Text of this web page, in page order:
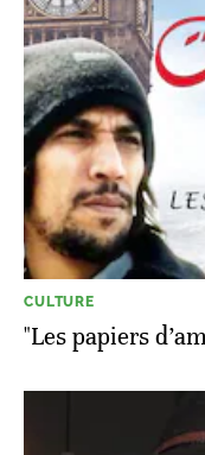
CULTURE
"Les papiers